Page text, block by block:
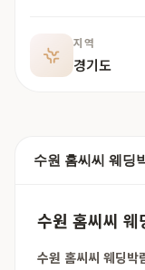
지역
경기도
수원 홈씨씨 웨딩
수원 홈씨씨 웨
수원 홈씨씨 웨딩박